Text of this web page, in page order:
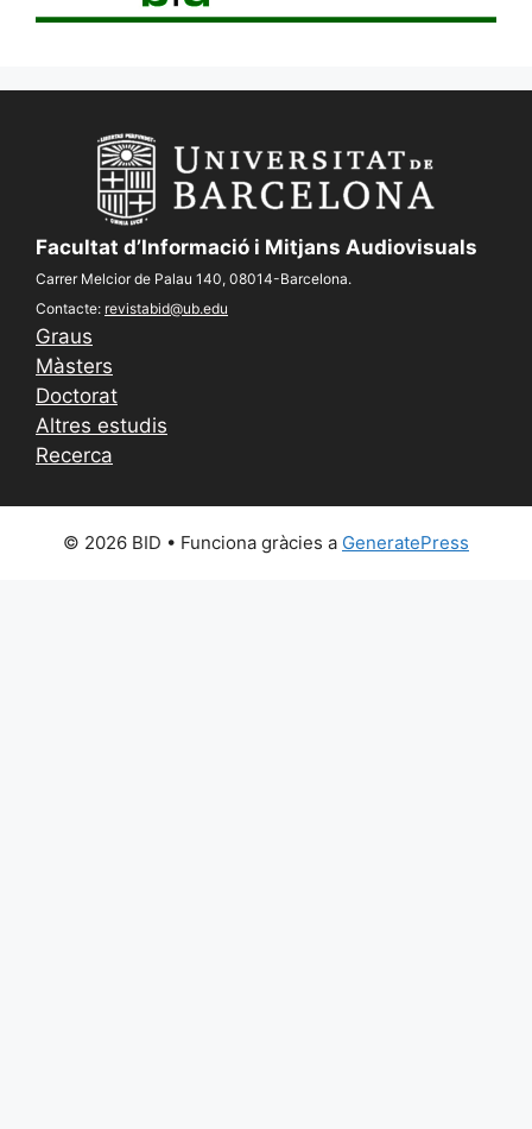
Facultat d’Informació i Mitjans Audiovisuals
Carrer Melcior de Palau 140, 08014-Barcelona.
Contacte: revistabid@ub.edu
Graus
Màsters
Doctorat
Altres estudis
Recerca
© 2026 BID • Funciona gràcies a GeneratePress